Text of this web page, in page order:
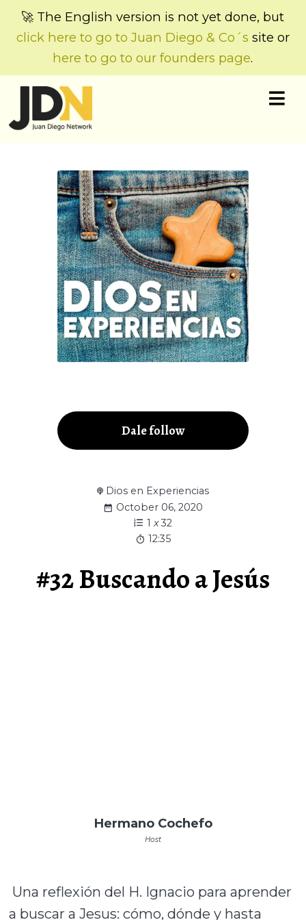
🚀 The English version is not yet done, but
click here to go to Juan Diego & Co´s site or
here to go to our founders page.
Dale follow
Dios en Experiencias
October 06, 2020
1 x32
12:35
#32 Buscando a Jesús
Hermano Cochefo
Host
Una reflexión del H. Ignacio para aprender
a buscar a Jesus: cómo, dónde y hasta